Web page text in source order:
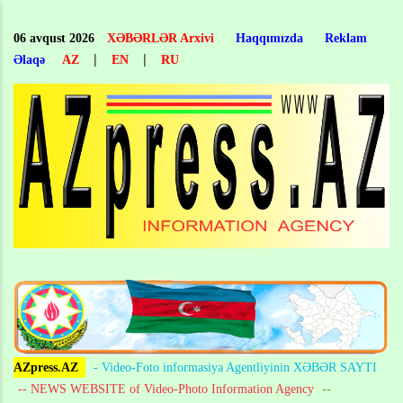
main
content
06 avqust 2026 XƏBƏRLƏR Arxivi Haqqımızda
Reklam
Əlaqə
AZ | EN | RU
AZpress.AZ
- Video-Foto informasiya Agentliyinin XƏBƏR SAYTI
-- NEWS WEBSITE of Video-Photo Information Agency --